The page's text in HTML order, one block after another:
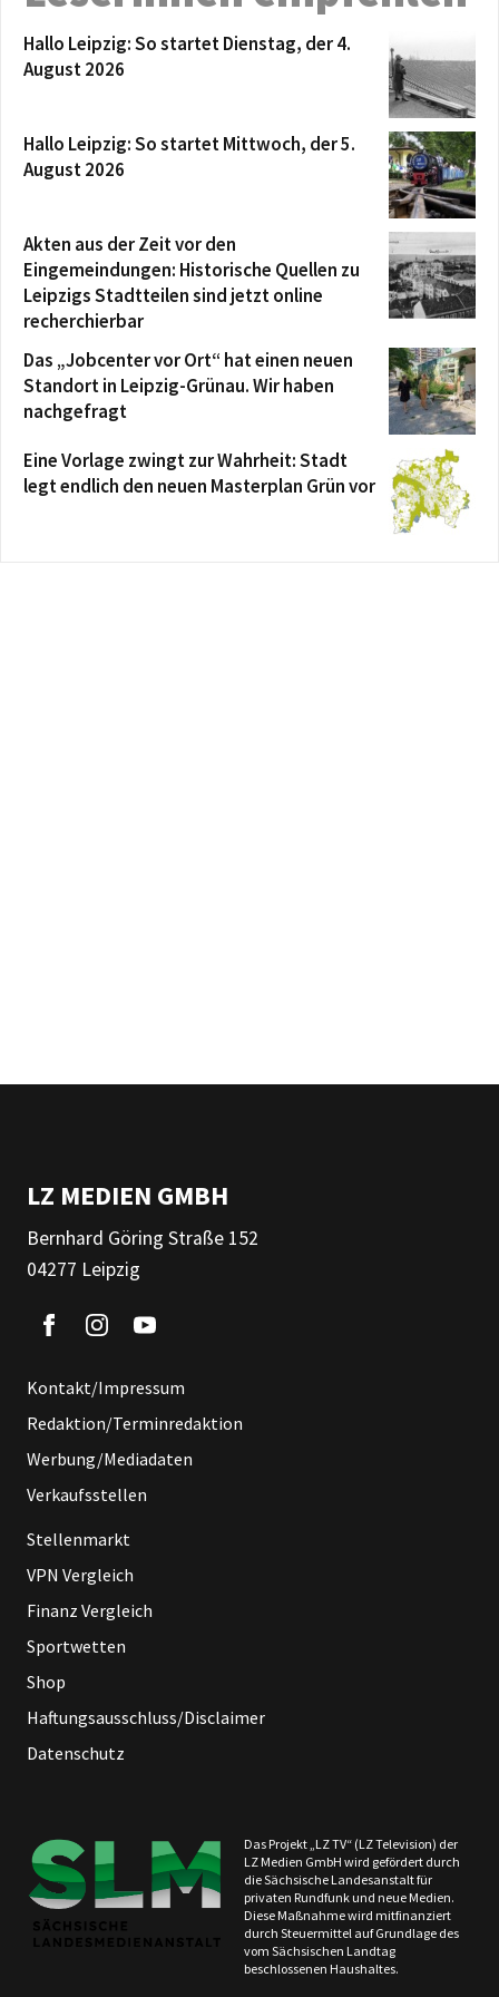
Hallo Leipzig: So startet Dienstag, der 4.
August 2026
Hallo Leipzig: So startet Mittwoch, der 5.
August 2026
Akten aus der Zeit vor den
Eingemeindungen: Historische Quellen zu
Leipzigs Stadtteilen sind jetzt online
recherchierbar
Das „Jobcenter vor Ort“ hat einen neuen
Standort in Leipzig-Grünau. Wir haben
nachgefragt
Eine Vorlage zwingt zur Wahrheit: Stadt
legt endlich den neuen Masterplan Grün vor
LZ MEDIEN GMBH
Bernhard Göring Straße 152
04277 Leipzig
Kontakt/Impressum
Redaktion/Terminredaktion
Werbung/Mediadaten
Verkaufsstellen
Stellenmarkt
VPN Vergleich
Finanz Vergleich
Sportwetten
Shop
Haftungsausschluss/Disclaimer
Datenschutz
Das Projekt „LZ TV“ (LZ Television) der
LZ Medien GmbH wird gefördert durch
die Sächsische Landesanstalt für
privaten Rundfunk und neue Medien.
Diese Maßnahme wird mitfinanziert
durch Steuermittel auf Grundlage des
vom Sächsischen Landtag
beschlossenen Haushaltes.